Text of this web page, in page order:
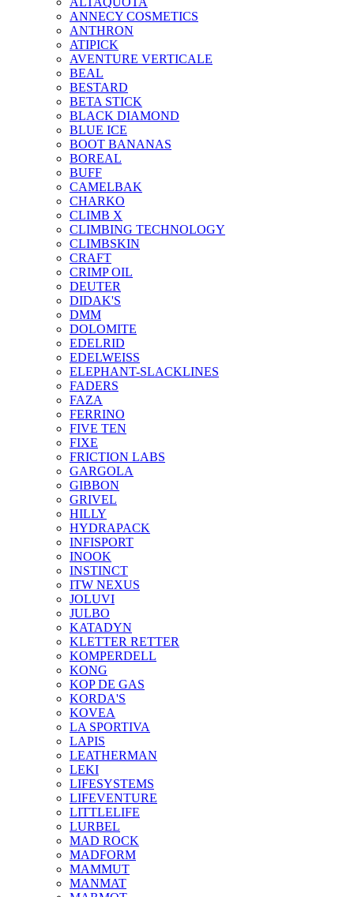
ANNECY COSMETICS
ANTHRON
ATIPICK
AVENTURE VERTICALE
BEAL
BESTARD
BETA STICK
BLACK DIAMOND
BLUE ICE
BOOT BANANAS
BOREAL
BUFF
CAMELBAK
CHARKO
CLIMB X
CLIMBING TECHNOLOGY
CLIMBSKIN
CRAFT
CRIMP OIL
DEUTER
DIDAK'S
DMM
DOLOMITE
EDELRID
EDELWEISS
ELEPHANT-SLACKLINES
FADERS
FAZA
FERRINO
FIVE TEN
FIXE
FRICTION LABS
GARGOLA
GIBBON
GRIVEL
HILLY
HYDRAPACK
INFISPORT
INOOK
INSTINCT
ITW NEXUS
JOLUVI
JULBO
KATADYN
KLETTER RETTER
KOMPERDELL
KONG
KOP DE GAS
KORDA'S
KOVEA
LA SPORTIVA
LAPIS
LEATHERMAN
LEKI
LIFESYSTEMS
LIFEVENTURE
LITTLELIFE
LURBEL
MAD ROCK
MADFORM
MAMMUT
MANMAT